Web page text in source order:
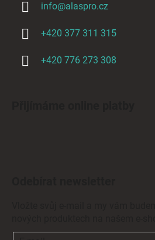
info@alaspro.cz
+420 377 311 315
+420 776 273 308